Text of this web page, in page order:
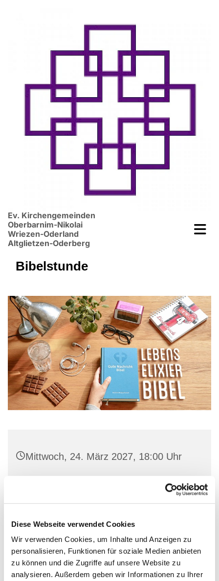
Diese Webseite verwendet Cookies
Wir verwenden Cookies, um Inhalte und Anzeigen zu
personalisieren, Funktionen für soziale Medien anbieten
zu können und die Zugriffe auf unsere Website zu
analysieren. Außerdem geben wir Informationen zu Ihrer
Ev. Kirchengemeinden
Oberbarnim-Nikolai
Wriezen-Oderland
Altglietzen-Oderberg
Bibelstunde
Mittwoch, 24. März 2027, 18:00 Uhr